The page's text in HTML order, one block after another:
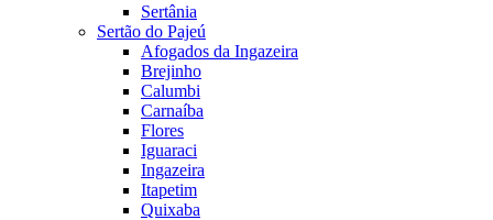
Sertânia
Sertão do Pajeú
Afogados da Ingazeira
Brejinho
Calumbi
Carnaíba
Flores
Iguaraci
Ingazeira
Itapetim
Quixaba